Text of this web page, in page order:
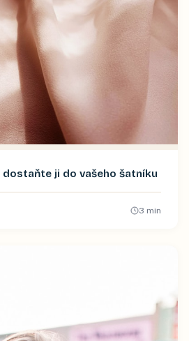
dostaňte ji do vašeho šatníku
3 min